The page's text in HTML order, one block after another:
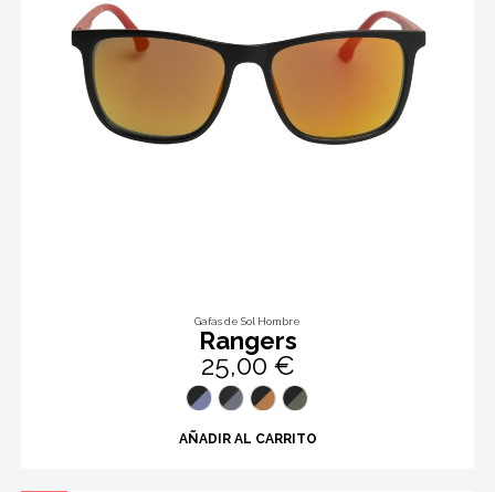
Gafas de Sol Hombre
Rangers
25,00 €
AÑADIR AL CARRITO